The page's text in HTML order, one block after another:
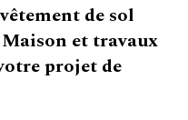
de sol
et travaux
projet de